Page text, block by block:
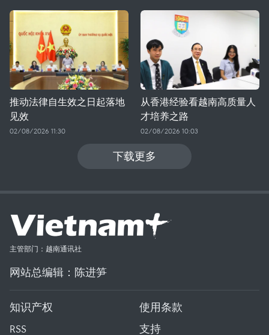
推动法律自生效之日起落地
见效
02/08/2026 11:30
从香港经验看越南高质量人
才培养之路
02/08/2026 10:03
下载更多
主管部门：越南通讯社
网站总编辑：陈进笋
知识产权
使用条款
RSS
支持